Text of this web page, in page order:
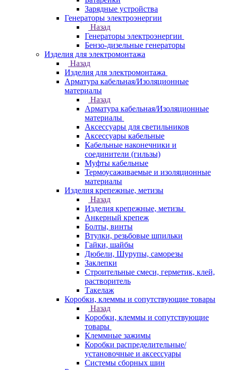
Зарядные устройства
Генераторы электроэнергии
Назад
Генераторы электроэнергии
Бензо-дизельные генераторы
Изделия для электромонтажа
Назад
Изделия для электромонтажа
Арматура кабельная/Изоляционные
материалы
Назад
Арматура кабельная/Изоляционные
материалы
Аксессуары для светильников
Аксессуары кабельные
Кабельные наконечники и
соединители (гильзы)
Муфты кабельные
Термоусаживаемые и изоляционные
материалы
Изделия крепежные, метизы
Назад
Изделия крепежные, метизы
Анкерный крепеж
Болты, винты
Втулки, резьбовые шпильки
Гайки, шайбы
Дюбели, Шурупы, саморезы
Заклепки
Строительные смеси, герметик, клей,
растворитель
Такелаж
Коробки, клеммы и сопутствующие товары
Назад
Коробки, клеммы и сопутствующие
товары
Клеммные зажимы
Коробки распределительные/
установочные и аксессуары
Системы сборных шин